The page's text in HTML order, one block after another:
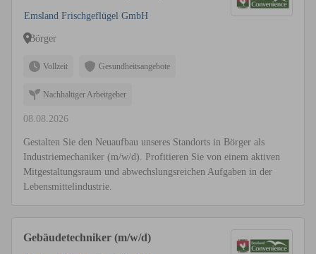
Emsland Frischgeflügel GmbH
Börger
Vollzeit Gesundheitsangebote
Nachhaltiger Arbeitgeber
08.08.2026
Gestalten Sie den Neuaufbau unseres Standorts in Börger als
Industriemechaniker (m/w/d). Profitieren Sie von einem aktiven
Mitgestaltungsraum und abwechslungsreichen Aufgaben in der
Lebensmittelindustrie.
Gebäudetechniker (m/w/d)